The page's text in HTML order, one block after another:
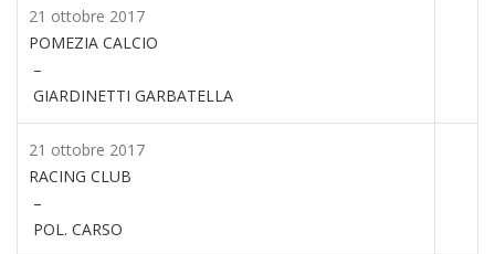
21 ottobre 2017
POMEZIA CALCIO
–
GIARDINETTI GARBATELLA
21 ottobre 2017
RACING CLUB
–
POL. CARSO